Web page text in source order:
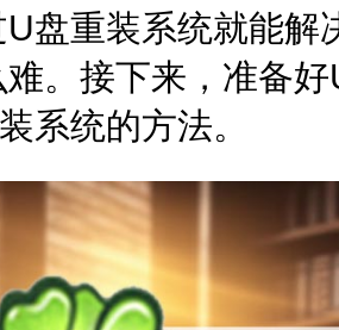
盘重装系统就能解
难。接下来，准备
系统的方法。